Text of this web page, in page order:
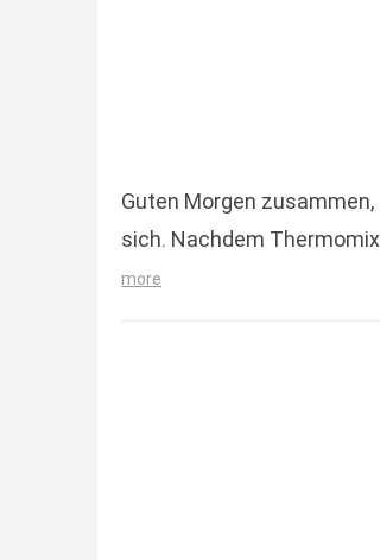
Guten Morgen
sich. Nachdem
more